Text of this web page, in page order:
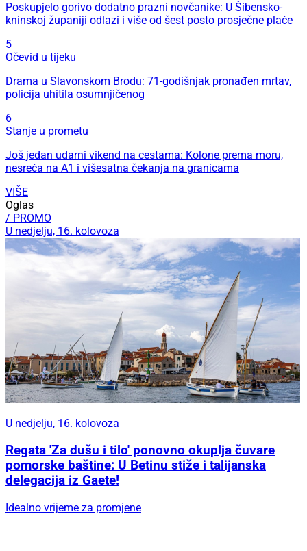
Poskupjelo gorivo dodatno prazni novčanike: U Šibensko-
kninskoj županiji odlazi i više od šest posto prosječne plaće
5
Očevid u tijeku
Drama u Slavonskom Brodu: 71-godišnjak pronađen mrtav,
policija uhitila osumnjičenog
6
Stanje u prometu
Još jedan udarni vikend na cestama: Kolone prema moru,
nesreća na A1 i višesatna čekanja na granicama
VIŠE
Oglas
/ PROMO
U nedjelju, 16. kolovoza
U nedjelju, 16. kolovoza
Regata 'Za dušu i tilo' ponovno okuplja čuvare
pomorske baštine: U Betinu stiže i talijanska
delegacija iz Gaete!
Idealno vrijeme za promjene